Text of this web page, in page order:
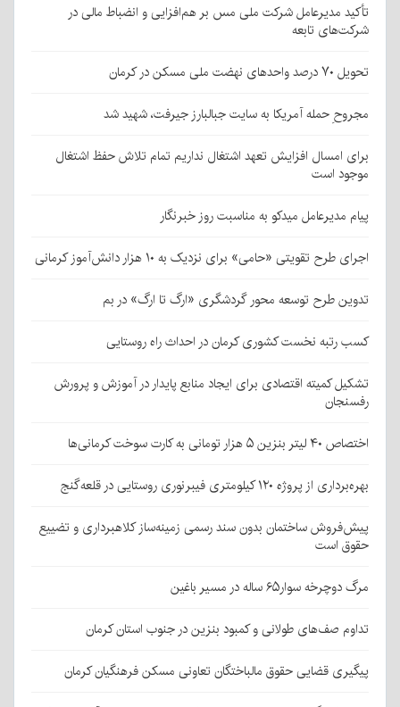
تأکید مدیرعامل شرکت ملی مس بر هم‌افزایی و انضباط مالی در
شرکت‌های تابعه
تحویل ۷۰ درصد واحدهای نهضت ملی مسکن در کرمان
مجروحِ حمله آمریکا به سایت جبالبارز جیرفت، شهید شد
برای امسال افزایش تعهد اشتغال نداریم تمام تلاش حفظ اشتغال
موجود است
پیام مدیرعامل میدکو به مناسبت روز خبرنگار
اجرای طرح تقویتی «حامی» برای نزدیک به ۱۰ هزار دانش‌آموز کرمانی
تدوین طرح توسعه محور گردشگری «ارگ تا ارگ» در بم
کسب رتبه نخست کشوری کرمان در احداث راه روستایی
تشکیل کمیته اقتصادی برای ایجاد منابع پایدار در آموزش و پرورش
رفسنجان
اختصاص ۴۰ لیتر بنزین ۵ هزار تومانی به کارت سوخت کرمانی‌ها
بهره‌برداری از پروژه ۱۲۰ کیلومتری فیبرنوری روستایی در قلعه‌گنج
پیش‌فروش ساختمان بدون سند رسمی زمینه‌ساز کلاهبرداری و تضییع
حقوق است
مرگ دوچرخه سوار۶۵ ساله در مسیر باغین
تداوم صف‌های طولانی و کمبود بنزین در جنوب استان کرمان
پیگیری قضایی حقوق مالباختگان تعاونی مسکن فرهنگیان کرمان